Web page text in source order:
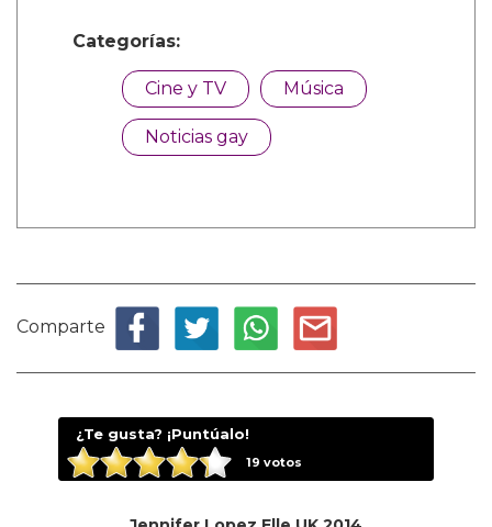
Categorías:
Cine y TV Música
Noticias gay
Comparte
¿Te gusta? ¡Puntúalo!
19 votos